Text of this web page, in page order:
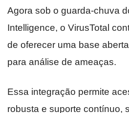
Agora sob o guarda-chuva
Intelligence, o VirusTotal
de oferecer uma base
para análise de ameaças.
Essa integração permite
robusta e suporte contínuo,